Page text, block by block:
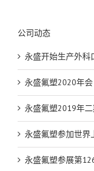
公司动态
永盛开始生产外科
永盛氟塑2020年会
永盛氟塑2019年
永盛氟塑参加世界
永盛氟塑参展第